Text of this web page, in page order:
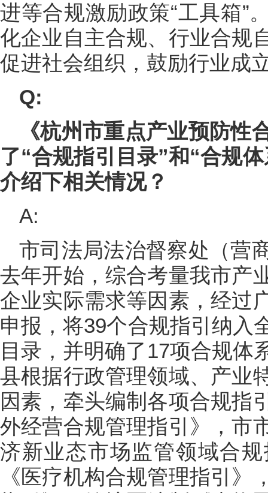
进等合规激励政策“工具箱”
化企业自主合规、行业合规
促进社会组织，鼓励行业成
Q:
《杭州市重点产业预防性
了“合规指引目录”和“合规
介绍下相关情况？
A:
市司法局法治督察处（营
去年开始，综合考量我市产
企业实际需求等因素，经过
申报，将39个合规指引纳入
目录，并明确了17项合规体
县根据行政管理领域、产业
因素，牵头编制各项合规指
外经营合规管理指引》，市
济新业态市场监管领域合
《医疗机构合规管理指引